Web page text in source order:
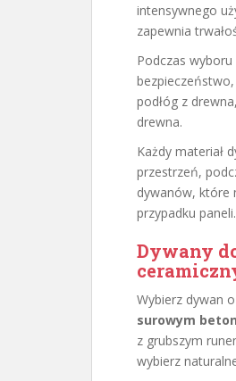
intensywnego
zapewnia
Podczas
podłóg z
drewna.
Każdy materiał
przestrzeń,
dywanów, które
przypadku paneli.
Dywany
Wybierz dywan
surowym
z grubszym
wybierz